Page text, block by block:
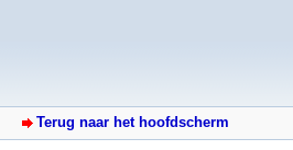
Terug naar het hoofdscherm